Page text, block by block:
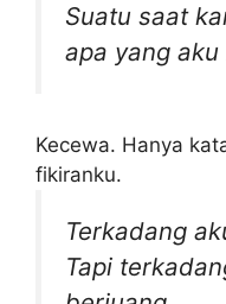
Suatu saat
apa yang aku
Kecewa. Hanya
fikiranku.
Terkadang
Tapi